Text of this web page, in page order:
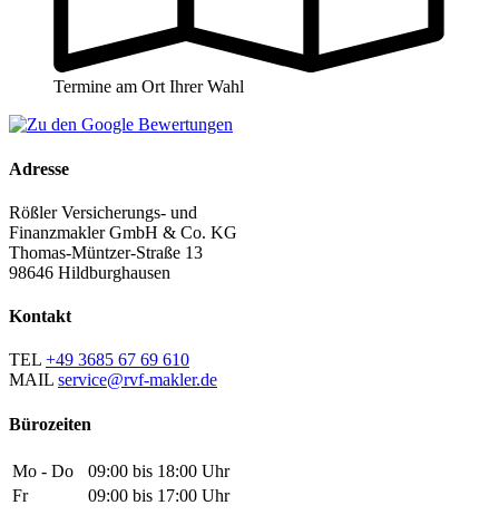
Termine am Ort Ihrer Wahl
Adresse
Rößler Versicherungs- und
Finanzmakler GmbH & Co. KG
Thomas-Müntzer-Straße 13
98646 Hildburghausen
Kontakt
TEL +49 3685 67 69 610
MAIL service@rvf-makler.de
Bürozeiten
Mo - Do
09:00 bis 18:00 Uhr
Fr
09:00 bis 17:00 Uhr